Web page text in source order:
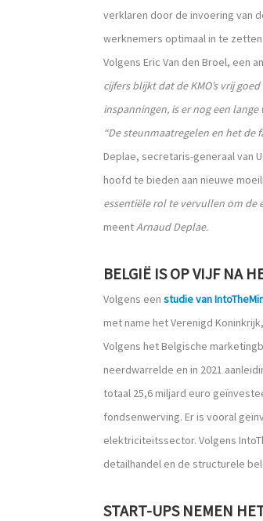
verklaren door de invoering van
werknemers optimaal in te
Volgens Eric Van den Broel, een
cijfers blijkt dat de KMO’s vrij
inspanningen, is er nog een
“De steunmaatregelen en het
Deplae, secretaris-generaal van
hoofd te bieden aan nieuwe
essentiële rol te vervullen om de
meentArnaud Deplae.
BELGIË IS OP VIJF NA
Volgens een studie van
met name het Verenigd
Volgens het Belgische
neerdwarrelde en in 2021
totaal 25,6 miljard euro
fondsenwerving. Er is vooral
elektriciteitssector. Volgens
detailhandel en de structurele
START-UPS NEMEN